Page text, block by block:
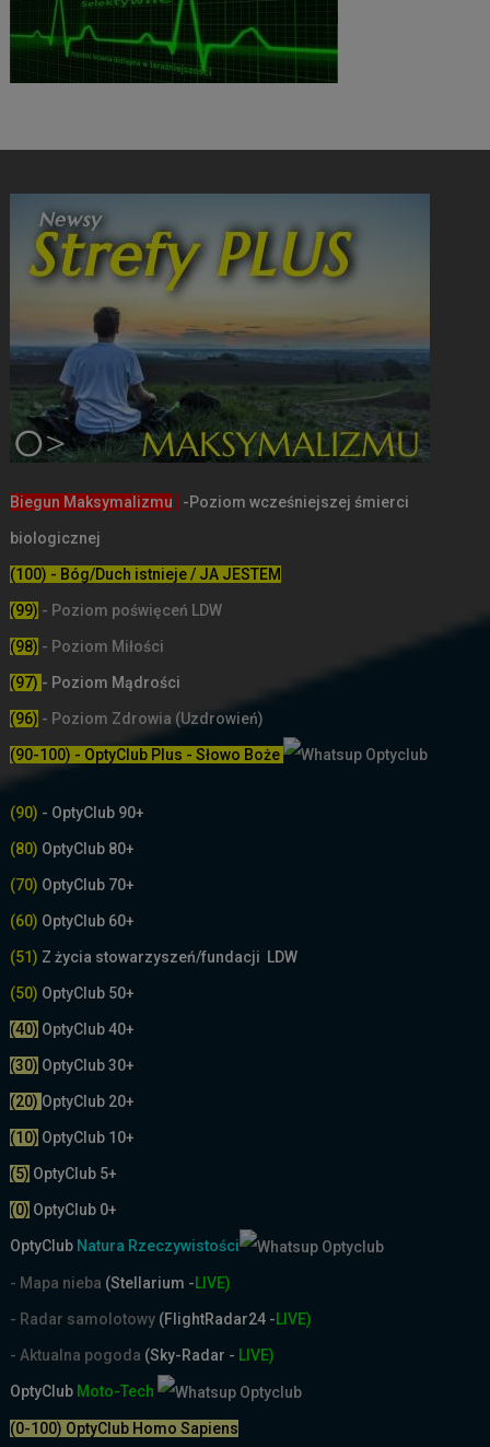
Biegun Maksymalizmu -Poziom wcześniejszej śmierci
biologicznej
(100) - Bóg/Duch istnieje / JA JESTEM
(99) - Poziom poświęceń LDW
(98) - Poziom Miłości
(97) - Poziom Mądrości
(96) - Poziom Zdrowia (Uzdrowień)
(90-100) - OptyClub Plus - Słowo Boże
(90) - OptyClub 90+
(80) OptyClub 80+
(70) OptyClub 70+
(60) OptyClub 60+
(51) Z życia stowarzyszeń/fundacji LDW
(50) OptyClub 50+
(40) OptyClub 40+
(30) OptyClub 30+
(20) OptyClub 20+
(10) OptyClub 10+
(5) OptyClub 5+
(0) OptyClub 0+
OptyClub Natura Rzeczywistości
- Mapa nieba (Stellarium -LIVE)
- Radar samolotowy (FlightRadar24 -LIVE)
- Aktualna pogoda (Sky-Radar - LIVE)
OptyClub Moto-Tech
(0-100) OptyClub Homo Sapiens